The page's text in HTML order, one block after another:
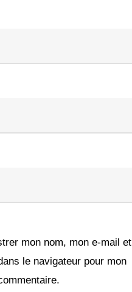
mon nom, mon e-mail et
le navigateur pour mon